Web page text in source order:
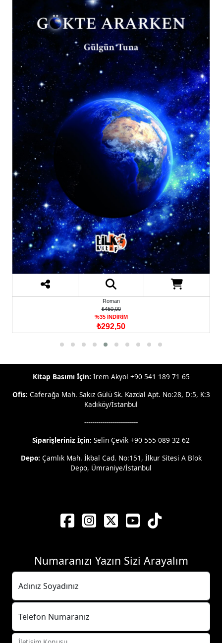
Roman
₺450,00
%35 İNDİRİM
₺292,50
Kitap Basımı İçin: İrem Akyol +90 541 189 71 65
Ofis: Caferağa Mah. Sakız Gülü Sk. Kazdal Apt. No:28, D:5, K:3
Kadıköy/İstanbul
---------------------------
Siparişleriniz İçin: Selin Çevik +90 555 089 32 62
Depo: Çamlık Mah. İkbal Cad. No:151, İlkur Sitesi A Blok
Depo, Ümraniye/İstanbul
Numaranızı Yazın Sizi Arayalım
Adınız Soyadınız
Telefon Numaranız